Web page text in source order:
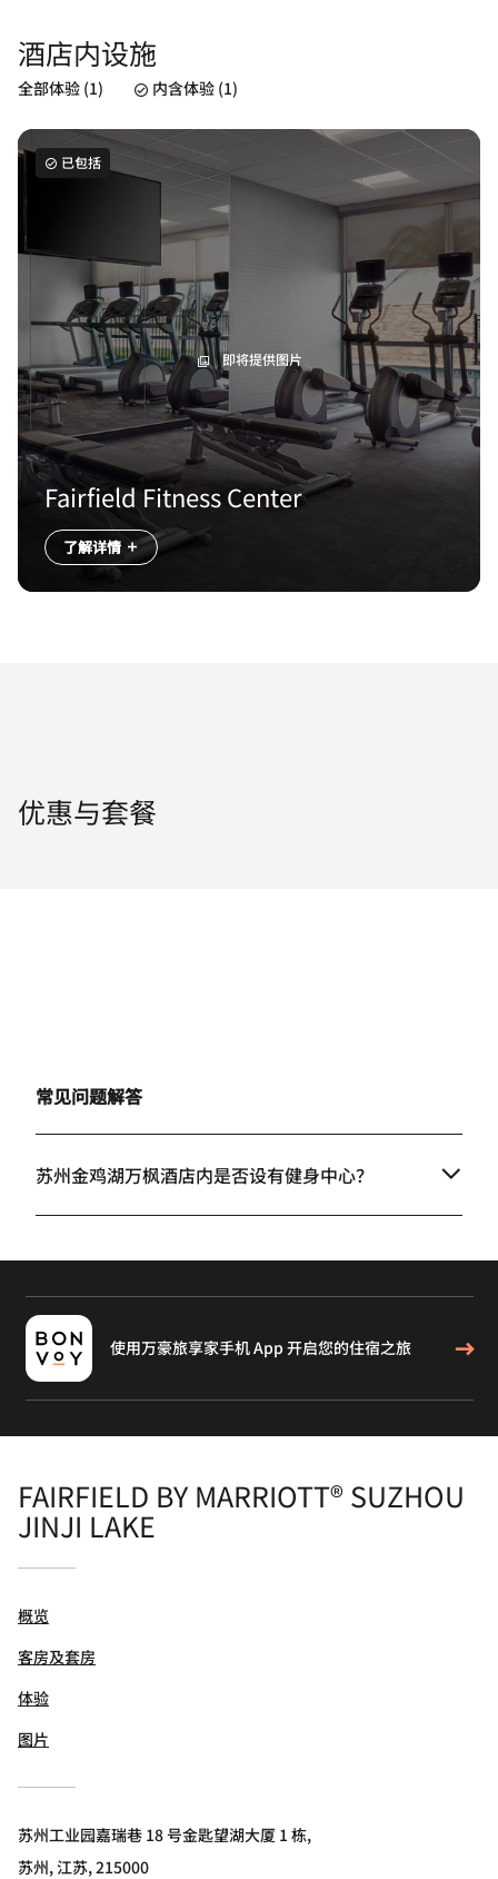
酒店内设施
全部体验 (1) 内含体验 (1)
即将提供图片
已包括
Fairfield Fitness Center
了解详情
优惠与套餐
常见问题解答
苏州金鸡湖万枫酒店内是否设有健身中心？
使用万豪旅享家手机 App 开启您的住宿之旅
FAIRFIELD BY MARRIOTT® SUZHOU
JINJI LAKE
概览
客房及套房
体验
图片
苏州工业园嘉瑞巷 18 号金匙望湖大厦 1 栋,
苏州, 江苏, 215000